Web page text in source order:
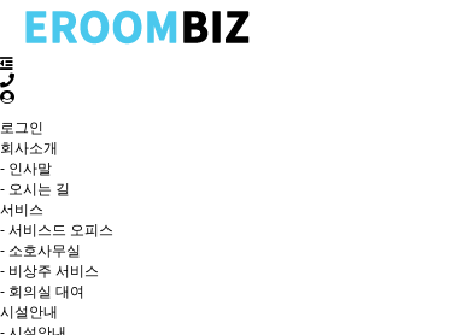
로그인
회사소개
- 인사말
- 오시는 길
서비스
- 서비스드 오피스
- 소호사무실
- 비상주 서비스
- 회의실 대여
시설안내